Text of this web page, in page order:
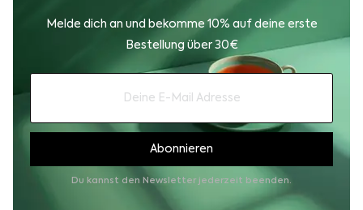
Melde dich an und bekomme 10% auf deine erste
Bestellung über 30€
Du kannst den Newsletter jederzeit beenden.